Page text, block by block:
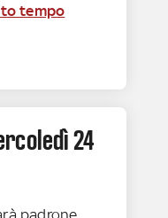
tempo
24
padrone